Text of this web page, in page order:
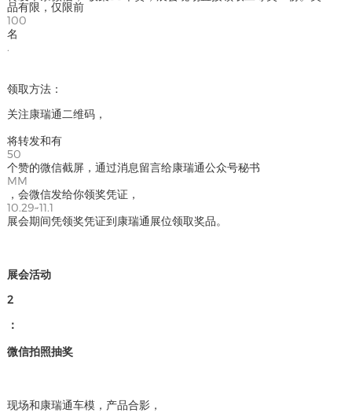
品有限，仅限前
100
名
.
领取方法：
关注康瑞通二维码，
将转发和有
50
个赞的微信截屏，通过消息留言给康瑞通公众号秘书
MM
，会微信发给你领奖凭证，
10.29~11.1
展会期间凭领奖凭证到康瑞通展位领取奖品。
展会活动
2
：
微信拍照抽奖
现场和康瑞通车模，产品合影，